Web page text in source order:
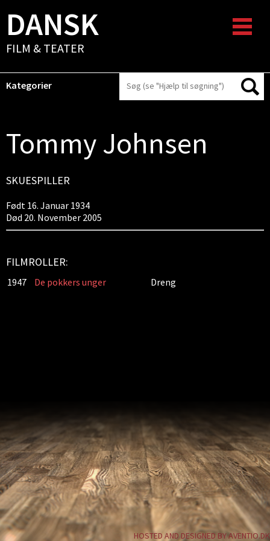
DANSK
FILM & TEATER
Kategorier
Tommy Johnsen
SKUESPILLER
Født 16. Januar 1934
Død 20. November 2005
FILMROLLER:
1947 De pokkers unger Dreng
HOSTED AND DESIGNED BY AVENTIO.DK